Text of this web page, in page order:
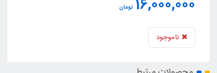
تومان
ناموجود